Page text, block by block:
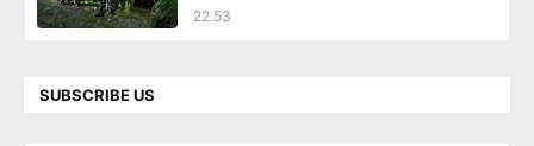
22.53
SUBSCRIBE US